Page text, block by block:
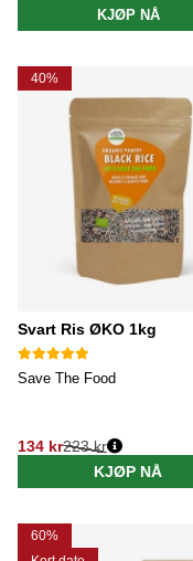
KJØP NÅ
40%
Svart Ris ØKO 1kg
Save The Food
134 kr
Vanlig pris:
223 kr
KJØP NÅ
60%